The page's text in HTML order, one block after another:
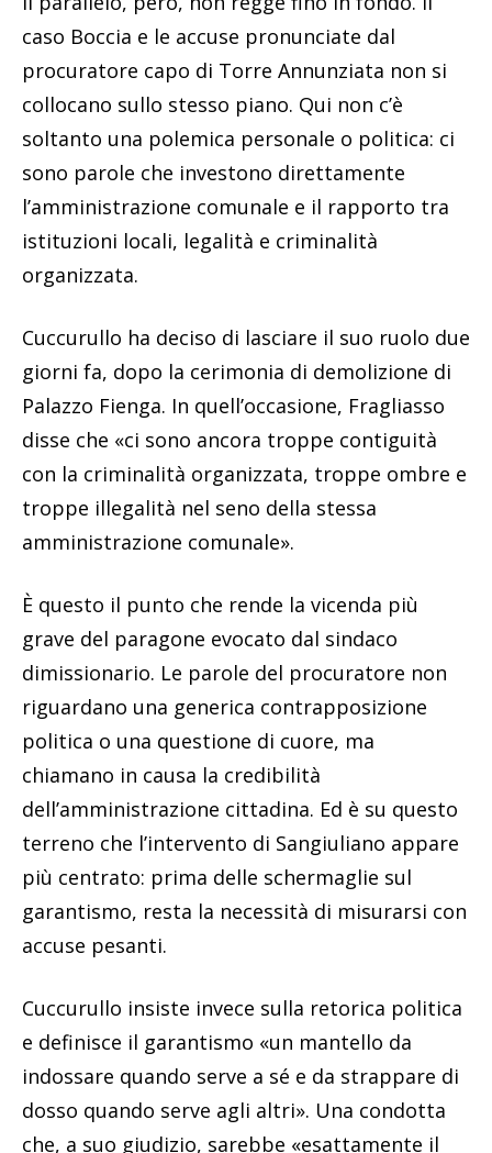
caso Boccia e le accuse pronunciate dal
procuratore capo di Torre Annunziata non si
collocano sullo stesso piano. Qui non c’è
soltanto una polemica personale o politica: ci
sono parole che investono direttamente
l’amministrazione comunale e il rapporto tra
istituzioni locali, legalità e criminalità
organizzata.
Cuccurullo ha deciso di lasciare il suo ruolo due
giorni fa, dopo la cerimonia di demolizione di
Palazzo Fienga. In quell’occasione, Fragliasso
disse che «ci sono ancora troppe contiguità
con la criminalità organizzata, troppe ombre e
troppe illegalità nel seno della stessa
amministrazione comunale».
È questo il punto che rende la vicenda più
grave del paragone evocato dal sindaco
dimissionario. Le parole del procuratore non
riguardano una generica contrapposizione
politica o una questione di cuore, ma
chiamano in causa la credibilità
dell’amministrazione cittadina. Ed è su questo
terreno che l’intervento di Sangiuliano appare
più centrato: prima delle schermaglie sul
garantismo, resta la necessità di misurarsi con
accuse pesanti.
Cuccurullo insiste invece sulla retorica politica
e definisce il garantismo «un mantello da
indossare quando serve a sé e da strappare di
dosso quando serve agli altri». Una condotta
che, a suo giudizio, sarebbe «esattamente il